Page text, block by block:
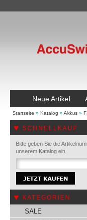
Neue Artikel
Startseite » Katalog » Akkus »
SCHNELLKAUF
Bitte geben Sie die
unserem Katalog ein.
KATEGORIEN
SALE